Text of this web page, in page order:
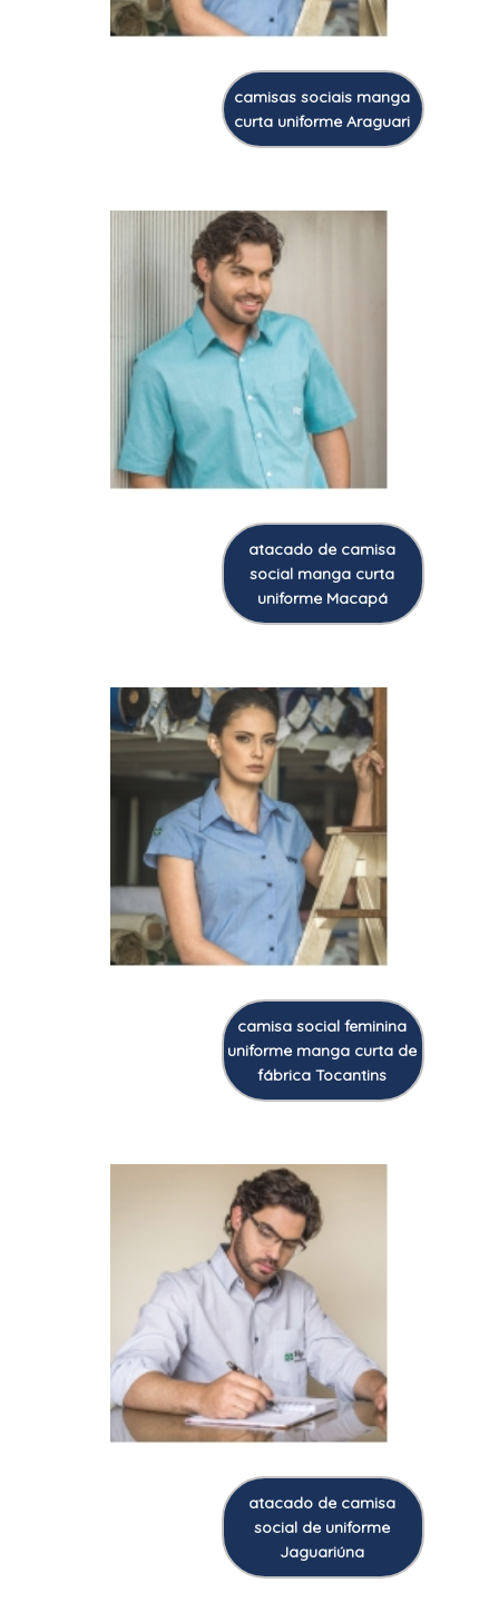
camisas sociais manga
curta uniforme Araguari
atacado de camisa
social manga curta
uniforme Macapá
camisa social feminina
uniforme manga curta de
fábrica Tocantins
atacado de camisa
social de uniforme
Jaguariúna